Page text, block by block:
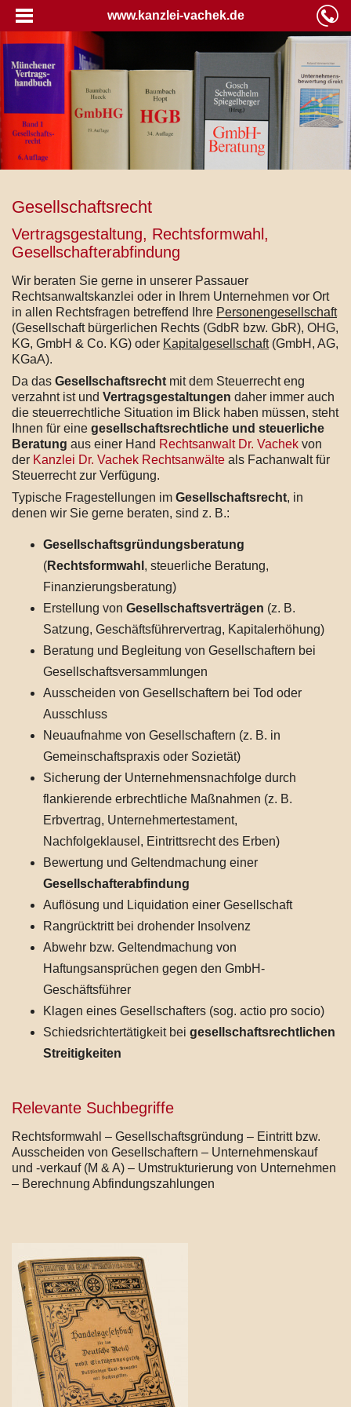
www.kanzlei-vachek.de
Gesellschaftsrecht
Vertragsgestaltung, Rechtsformwahl,
Gesellschafterabfindung
Wir beraten Sie gerne in unserer Passauer
Rechtsanwaltskanzlei oder in Ihrem Unternehmen vor Ort
in allen Rechtsfragen betreffend Ihre Personengesellschaft
(Gesellschaft bürgerlichen Rechts (GdbR bzw. GbR), OHG,
KG, GmbH & Co. KG) oder Kapitalgesellschaft(GmbH, AG,
KGaA).
Da das Gesellschaftsrecht mit dem Steuerrecht eng
verzahnt ist und Vertragsgestaltungen daher immer auch
die steuerrechtliche Situation im Blick haben müssen, steht
Ihnen für eine gesellschaftsrechtliche und steuerliche
Beratung aus einer Hand Rechtsanwalt Dr. Vachek von
der Kanzlei Dr. Vachek Rechtsanwälte als Fachanwalt für
Steuerrecht zur Verfügung.
Typische Fragestellungen im Gesellschaftsrecht, in
denen wir Sie gerne beraten, sind z. B.:
Gesellschaftsgründungsberatung
(Rechtsformwahl , steuerliche Beratung,
Finanzierungsberatung)
Erstellung von Gesellschaftsverträgen (z. B.
Satzung, Geschäftsführervertrag, Kapitalerhöhung)
Beratung und Begleitung von Gesellschaftern bei
Gesellschaftsversammlungen
Ausscheiden von Gesellschaftern bei Tod oder
Ausschluss
Neuaufnahme von Gesellschaftern (z. B. in
Gemeinschaftspraxis oder Sozietät)
Sicherung der Unternehmensnachfolge durch
flankierende erbrechtliche Maßnahmen (z. B.
Erbvertrag, Unternehmertestament,
Nachfolgeklausel, Eintrittsrecht des Erben)
Bewertung und Geltendmachung einer
Gesellschafterabfindung
Auflösung und Liquidation einer Gesellschaft
Rangrücktritt bei drohender Insolvenz
Abwehr bzw. Geltendmachung von
Haftungsansprüchen gegen den GmbH-
Geschäftsführer
Klagen eines Gesellschafters (sog. actio pro socio)
Schiedsrichtertätigkeit bei gesellschaftsrechtlichen
Streitigkeiten
Relevante Suchbegriffe
Rechtsformwahl – Gesellschaftsgründung – Eintritt bzw.
Ausscheiden von Gesellschaftern – Unternehmenskauf
und -verkauf (M & A) – Umstrukturierung von Unternehmen
– Berechnung Abfindungszahlungen